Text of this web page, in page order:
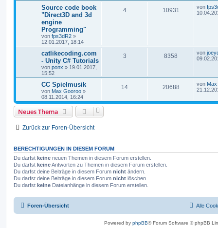
Source code book
"Direct3D and 3d
engine
Programming"
von fps3dR2 »
12.01.2017, 18:14
4 10931 von
catlikecoding.com
- Unity C# Tutorials
von ponx » 19.01.2017,
15:52
3 8358 von
CC Spielmusik
von Max Gooroo »
08.11.2014, 16:24
14 20688 von
Neues Thema
Zurück zur Foren-Übersicht
BERECHTIGUNGEN IN DIESEM FORUM
Du darfst keine neuen Themen in diesem Forum erstellen.
Du darfst keineAntworten zu Themen in diesem Forum erstellen.
Du darfst deine Beiträge in diesem Forum nicht ändern.
Du darfst deine Beiträge in diesem Forum nicht löschen.
Du darfst keine Dateianhänge in diesem Forum erstellen.
Foren-Übersicht Alle
Powered by phpBB® Forum Software © phpBB